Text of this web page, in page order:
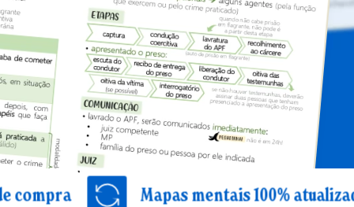
Mapas mentais 100% atualizados